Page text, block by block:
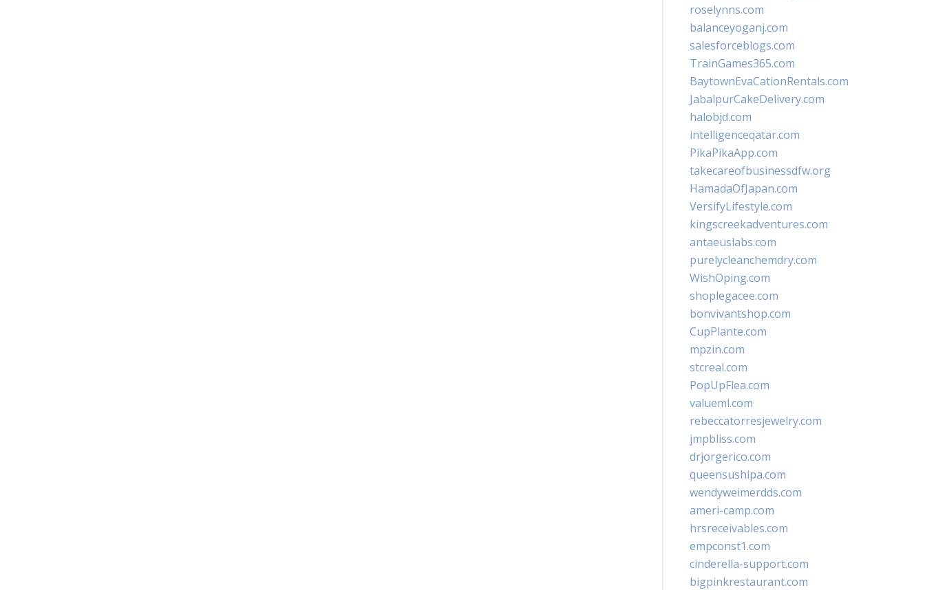
roselynns.com
balanceyoganj.com
salesforceblogs.com
TrainGames365.com
BaytownEvaCationRentals.com
JabalpurCakeDelivery.com
halobjd.com
intelligenceqatar.com
PikaPikaApp.com
takecareofbusinessdfw.org
HamadaOfJapan.com
VersifyLifestyle.com
kingscreekadventures.com
antaeuslabs.com
purelycleanchemdry.com
WishOping.com
shoplegacee.com
bonvivantshop.com
CupPlante.com
mpzin.com
stcreal.com
PopUpFlea.com
valueml.com
rebeccatorresjewelry.com
jmpbliss.com
drjorgerico.com
queensushipa.com
wendyweimerdds.com
ameri-camp.com
hrsreceivables.com
empconst1.com
cinderella-support.com
bigpinkrestaurant.com